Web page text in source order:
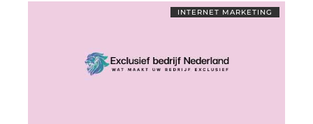
INTERNET MARKETING